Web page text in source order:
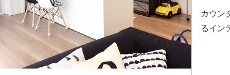
カウン
るイン